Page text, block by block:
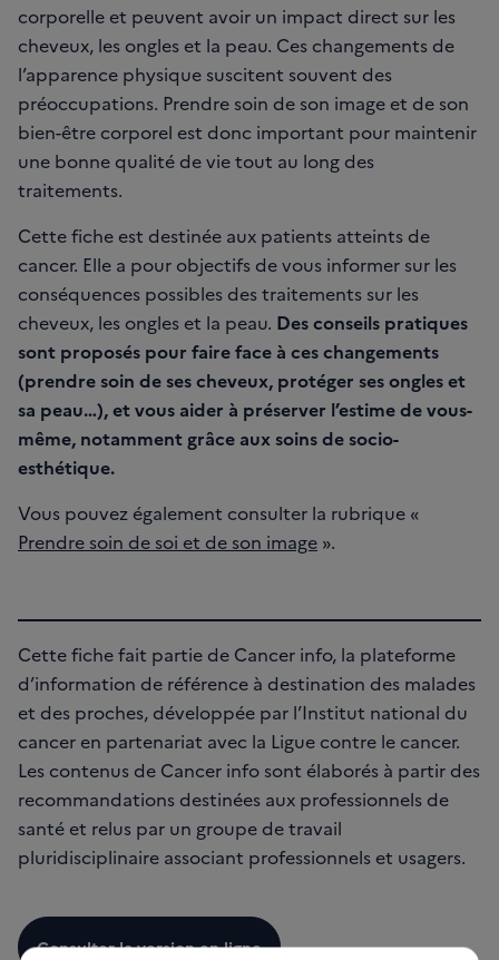
corporelle et peuvent avoir un impact direct sur les
cheveux, les ongles et la peau. Ces changements de
l’apparence physique suscitent souvent des
préoccupations. Prendre soin de son image et de son
bien-être corporel est donc important pour maintenir
une bonne qualité de vie tout au long des
traitements.
Cette fiche est destinée aux patients atteints de
cancer. Elle a pour objectifs de vous informer sur les
conséquences possibles des traitements sur les
cheveux, les ongles et la peau. Des conseils pratiques
sont proposés pour faire face à ces changements
(prendre soin de ses cheveux, protéger ses ongles et
sa peau…), et vous aider à préserver l’estime de vous-
même, notamment grâce aux soins de socio-
esthétique.
Vous pouvez également consulter la rubrique «
Prendre soin de soi et de son image ».
Cette fiche fait partie de Cancer info, la plateforme
d’information de référence à destination des malades
et des proches, développée par l’Institut national du
cancer en partenariat avec la Ligue contre le cancer.
Les contenus de Cancer info sont élaborés à partir des
recommandations destinées aux professionnels de
santé et relus par un groupe de travail
pluridisciplinaire associant professionnels et usagers.
Consulter la version en ligne